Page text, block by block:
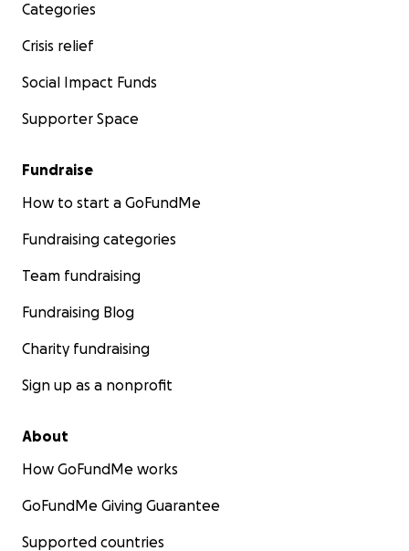
Categories
Crisis relief
Social Impact Funds
Supporter Space
Fundraise
How to start a GoFundMe
Fundraising categories
Team fundraising
Fundraising Blog
Charity fundraising
Sign up as a nonprofit
About
How GoFundMe works
GoFundMe Giving Guarantee
Supported countries